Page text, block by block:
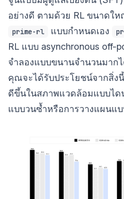
อย่างดี ตามด้วย RL ขนาดให
prime-rl แบบกำหนดเอง
RL แบบ asynchronous off-
จำลองแบบขนานจำนวนมาก
คุณจะได้รับประโยชน์จากสิ่ง
ดีขึ้นในสภาพแวดล้อมแบบได
แบบวนซ้ำหรือการวางแผนแ